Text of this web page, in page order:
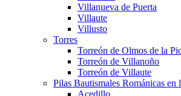
Villanueva de Puerta
Villaute
Villusto
Torres
Torreón de Olmos de la
Torreón de Villanoño
Torreón de Villaute
Pilas Bautismales Románicas en
Acedillo